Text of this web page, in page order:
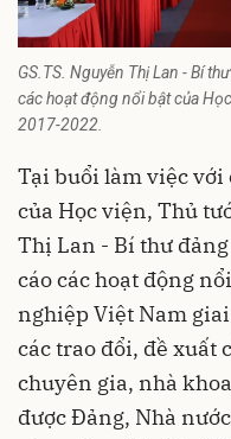
GS.TS. Nguyễn Thị Lan - Bí
các hoạt động nổi bật của
2017-2022.
Tại buổi làm việc với
của Học viện, Thủ
Thị Lan - Bí thư
cáo các hoạt động
nghiệp Việt Nam
các trao đổi, đề xuất
chuyên gia, nhà
được Đảng, Nhà